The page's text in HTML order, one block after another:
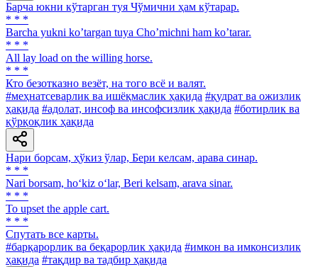
Барча юкни кўтарган туя Чўмични ҳам кўтарар.
* * *
Barcha yukni koʼtargan tuya Choʼmichni ham koʼtarar.
* * *
All lay load on the willing horse.
* * *
Кто безотказно везёт, на того всё и валят.
#меҳнатсеварлик ва ишёқмаслик ҳақида #қудрат ва ожизлик
ҳақида #адолат, инсоф ва инсофсизлик ҳақида #ботирлик ва
қўрқоқлик ҳақида
Нари борсам, ҳўкиз ўлар, Бери келсам, арава синар.
* * *
Nari borsam, ho‘kiz o‘lar, Beri kelsam, arava sinar.
* * *
То upset the apple cart.
* * *
Спутать все карты.
#барқарорлик ва беқарорлик ҳақида #имкон ва имконсизлик
ҳақида #тақдир ва тадбир ҳақида